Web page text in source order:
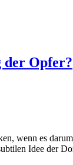
der Opfer?
wenn es
Idee der